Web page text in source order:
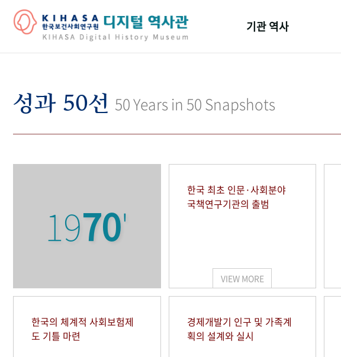
기관 역사
기관 변천사
성과 50선 50 Years in 50 Snapshots
1970'
한국 최초 인문·사회분야
국책연구기관의 출범
VIEW MORE
한국의 체계적 사회보험제
도 기틀 마련
경제개발기 인구 및 가족계
획의 설계와 실시